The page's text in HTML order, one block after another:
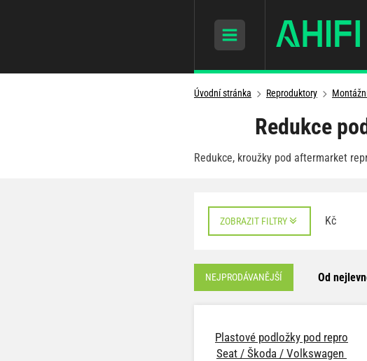
Úvodní stránka Reproduktory
Redukce
Redukce, kroužky pod aftermarket
ZOBRAZIT FILTRY Kč
NEJPRODÁVANĚJŠÍ Od
Plastové podložky pod repro
Seat / Škoda / Volkswagen